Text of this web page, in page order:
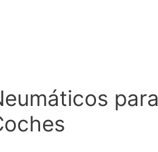
para